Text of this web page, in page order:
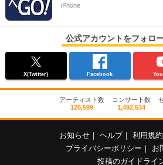
iPhone
公式アカウントをフォロ
X(Twitter) Facebook
アーティスト数
126,599
コンサート数
1,492,534
お知らせ ヘルプ 利用規約
プライバシーポリシー
お
投稿のガイドライ